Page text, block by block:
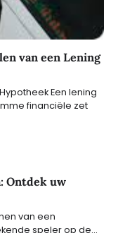
van een Lening
Een lening
financiële zet
Ontdek uw
van een
speler op de…